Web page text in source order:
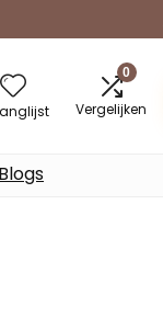
0
Vergelijken
Blogs